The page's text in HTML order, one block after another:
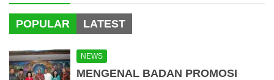
POPULAR LATEST
NEWS
MENGENAL BADAN PROMOSI